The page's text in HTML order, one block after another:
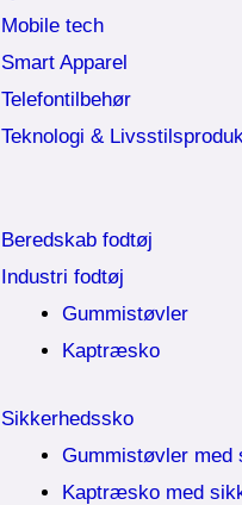
Mobile tech
Smart Apparel
Telefontilbehør
Teknologi &
Beredskab fodtøj
Industri fodtøj
Gummistøvler
Kaptræsko
Sikkerhedssko
Gummistøvler med
Kaptræsko med